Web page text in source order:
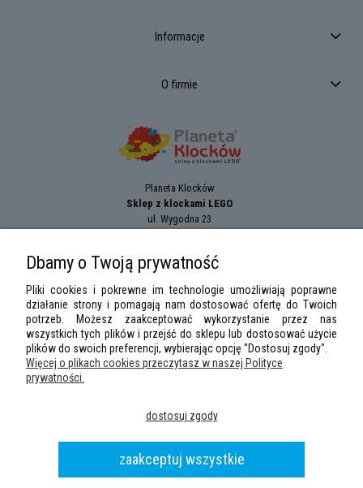
Informacje
O firmie
Planeta Klocków
Sklep z klockami LEGO
ul. Wygodna 23
e-mail:sklep@planetaklockow.pl
,LEGO Ninjago,Minifigures, Harry Potter
2026
Dbamy o Twoją prywatność
Pliki cookies i pokrewne im technologie umożliwiają poprawne
działanie strony i pomagają nam dostosować ofertę do Twoich
potrzeb. Możesz zaakceptować wykorzystanie przez nas
wszystkich tych plików i przejść do sklepu lub dostosować użycie
plików do swoich preferencji, wybierając opcję "Dostosuj zgody".
Więcej o plikach cookies przeczytasz w naszej Polityce
prywatności.
dostosuj zgody
zaakceptuj wszystkie